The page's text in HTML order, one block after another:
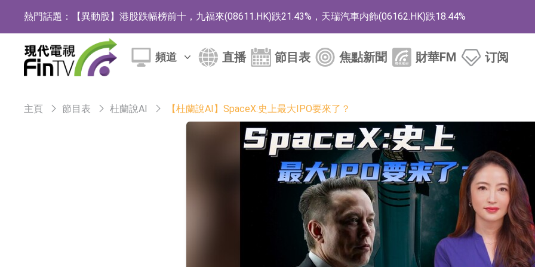
熱門話題： 【異動股】港股跌幅榜前十，九福來(08611.HK)跌21.43%，天瑞汽車内飾(06162.HK)跌18.44%
【異動股】港股漲幅榜前十，佳明集團控股(01271.HK)漲+78.22%，拿森科技(02261.HK)漲+64.11%
斯迪克：公司為國內摺疊屏核心功能材料供應商
聚辰股份：公司VPD芯片已順利通過目標客戶的測試認證
上期所：7月份對11個實際控制關系賬戶組採取限制開倉的監管措施
特發服務：成功中標嗶哩嗶哩上海濱江總部物業服務項目
亞太股份：公司是零跑汽車和Stellantis集團的供應商
理工雷科面向邊緣AI場景推出"山海"系列智算模組 系列產品基於國產CPU與GPU構建
【異動股】醫療研發外包板塊拉升，博騰股份(300363.CN)漲20.02%
頻道 直播 節目表 焦點新聞 財華FM 订阅
主頁 節目表 杜蘭說AI 【杜蘭說AI】SpaceX:史上最大IPO要來了？